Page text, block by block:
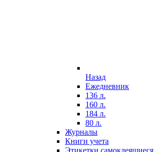
Назад
Ежедневник
136 л.
160 л.
184 л.
80 л.
Журналы
Книги учета
Этикетки самоклеящиеся